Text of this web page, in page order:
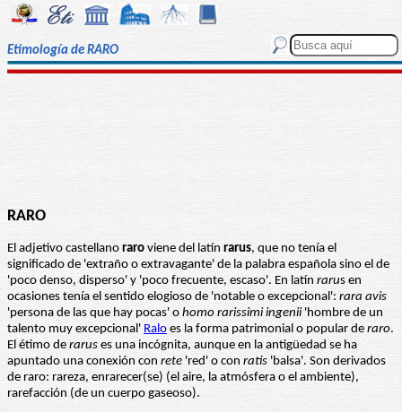
Etimología de RARO
RARO
El adjetivo castellano raro viene del latín rarus, que no tenía el
significado de 'extraño o extravagante' de la palabra española sino el de
'poco denso, disperso' y 'poco frecuente, escaso'. En latín rarus en
ocasiones tenía el sentido elogioso de 'notable o excepcional': rara avis
'persona de las que hay pocas' o homo rarissimi ingenii 'hombre de un
talento muy excepcional' Ralo es la forma patrimonial o popular de raro.
El étimo de rarus es una incógnita, aunque en la antigüedad se ha
apuntado una conexión con rete 'red' o con ratis 'balsa'. Son derivados
de raro: rareza, enrarecer(se) (el aire, la atmósfera o el ambiente),
rarefacción (de un cuerpo gaseoso).